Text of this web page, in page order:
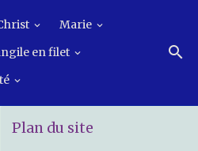
Marie
en filet
Plan du site